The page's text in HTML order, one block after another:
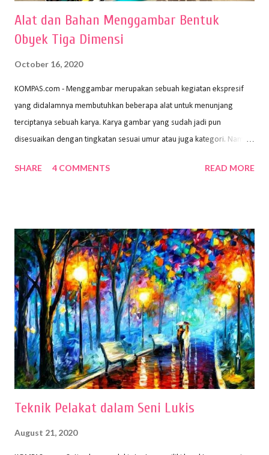
Alat dan Bahan Menggambar Bentuk
Obyek Tiga Dimensi
October 16, 2020
KOMPAS.com - Menggambar merupakan sebuah kegiatan ekspresif
yang didalamnya membutuhkan beberapa alat untuk menunjang
terciptanya sebuah karya. Karya gambar yang sudah jadi pun
disesuaikan dengan tingkatan sesuai umur atau juga kategori. Namun,
sehingga hasilnya bisa dilihat. Peran alat dan bahan sangat
memiliki spesifikasi berbeda sesuai jenisnya. Berikut peralatan
menggambar bentuk: 1. Kertas Gambar Kegiatan menggambar
membutuhkan kertas yang baik agar proses pembuatan gambar lebih
nyaman dan maksimal. Bahan kertas yang baik salah satu syaratnya
adalah tidak mudah sobek, mengingat menggambar merupakan
proses menggores dan menghapus. Kertas adalah bahan yang paling
ideal digunakan untuk menggambar. Dalam menggambar
menggunakan pen...
SHARE 4 COMMENTS READ MORE
Teknik Pelakat dalam Seni Lukis
August 21, 2020